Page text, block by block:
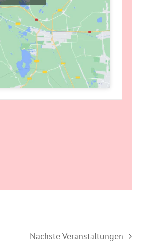
NächsteVeranstaltungen